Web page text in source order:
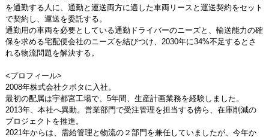
を通勤する人に、通勤と運送両方に適した車両リースと運送契約をセット
で契約し、運送を委託する。
通勤用の車両を必要としている通勤ドライバーのニーズと、輸送能力の確
保を求める宅配便会社のニーズを結びつけ、2030年に34%不足するとさ
れる物流問題を解決する。
<プロフィール>
2008年株式会社クボタに入社。
最初の配属は宇都宮工場で、5年間、生産計画業務を経験しました。
2013年、本社へ異動。営業部門で受注管理を担当する傍ら、在庫削減の
プロジェクトを推進。
2021年からは、需給管理と物流の２部門を兼任していましたが、今年か